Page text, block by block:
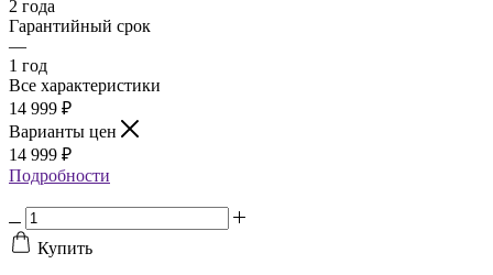
2 года
Гарантийный срок
—
1 год
Все характеристики
14 999 ₽
Варианты цен
14 999 ₽
Подробности
Купить